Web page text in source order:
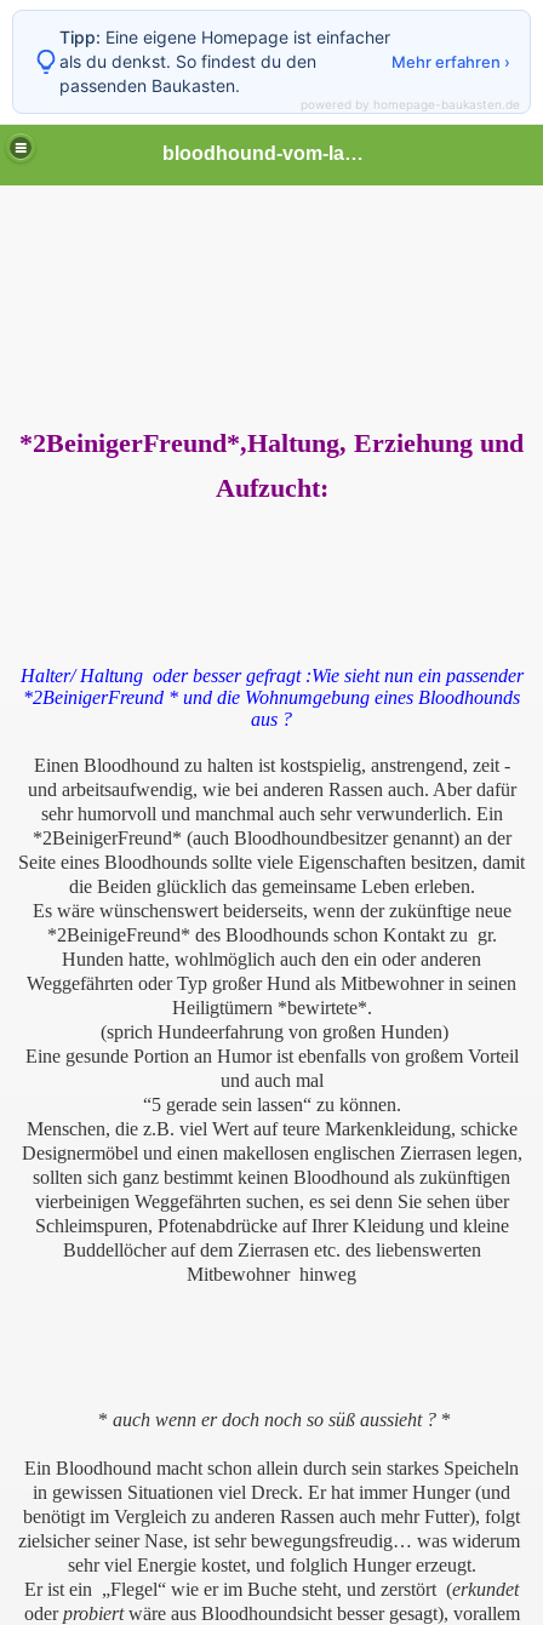
bloodhound-vom-lammetal
*2BeinigerFreund*,Haltung, Erziehung und
Aufzucht:
Halter/ Haltung oder besser gefragt :Wie sieht nun ein passender
*2BeinigerFreund * und die Wohnumgebung eines Bloodhounds
aus ?
Einen Bloodhound zu halten ist kostspielig, anstrengend, zeit -
und arbeitsaufwendig, wie bei anderen Rassen auch. Aber dafür
sehr humorvoll und manchmal auch sehr verwunderlich. Ein
*2BeinigerFreund* (auch Bloodhoundbesitzer genannt) an der
Seite eines Bloodhounds sollte viele Eigenschaften besitzen, damit
die Beiden glücklich das gemeinsame Leben erleben.
Es wäre wünschenswert beiderseits, wenn der zukünftige neue
*2BeinigeFreund* des Bloodhounds schon Kontakt zu gr.
Hunden hatte, wohlmöglich auch den ein oder anderen
Weggefährten oder Typ großer Hund als Mitbewohner in seinen
Heiligtümern *bewirtete*.
(sprich Hundeerfahrung von großen Hunden)
Eine gesunde Portion an Humor ist ebenfalls von großem Vorteil
und auch mal
“5 gerade sein lassen“ zu können.
Menschen, die z.B. viel Wert auf teure Markenkleidung, schicke
Designermöbel und einen makellosen englischen Zierrasen legen,
sollten sich ganz bestimmt keinen Bloodhound als zukünftigen
vierbeinigen Weggefährten suchen, es sei denn Sie sehen über
Schleimspuren, Pfotenabdrücke auf Ihrer Kleidung und kleine
Buddellöcher auf dem Zierrasen etc. des liebenswerten
Mitbewohner hinweg
* auch wenn er doch noch so süß aussieht ? *
Ein Bloodhound macht schon allein durch sein starkes Speicheln
in gewissen Situationen viel Dreck. Er hat immer Hunger (und
benötigt im Vergleich zu anderen Rassen auch mehr Futter), folgt
zielsicher seiner Nase, ist sehr bewegungsfreudig… was widerum
sehr viel Energie kostet, und folglich Hunger erzeugt.
Er ist ein „Flegel“ wie er im Buche steht, und zerstört (erkundet
oderprobiertwäre aus Bloodhoundsicht besser gesagt), vorallem
Tipp: Eine eigene Homepage ist einfacher
als du denkst. So findest du den
passenden Baukasten.
Mehr erfahren ›
powered by homepage-baukasten.de